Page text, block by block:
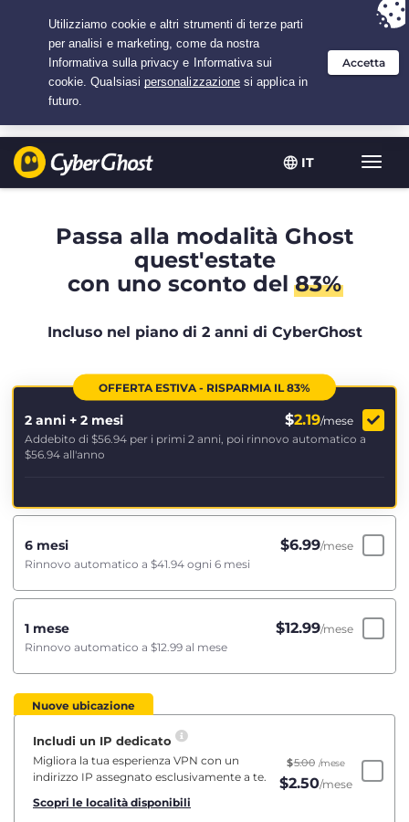
IT
L'offerta migliore per 2.1666666666667 anni a $
Passa alla modalità Ghost
quest'estate
con uno sconto del83%
Incluso nel piano di 2 anni di CyberGhost
OFFERTA ESTIVA - RISPARMIA IL 83%
2 anni + 2 mesi $2.19/mese
Addebito di $56.94 per i primi 2 anni, poi rinnovo automatico a
$56.94 all'anno
6 mesi $6.99/mese
Rinnovo automatico a $41.94 ogni 6 mesi
1 mese $12.99/mese
Rinnovo automatico a $12.99 al mese
Nuove ubicazione
Includi un IP dedicato
Migliora la tua esperienza VPN con un
indirizzo IP assegnato esclusivamente a te.
Scopri le località disponibili
$5.00 /mese
$2.50/mese